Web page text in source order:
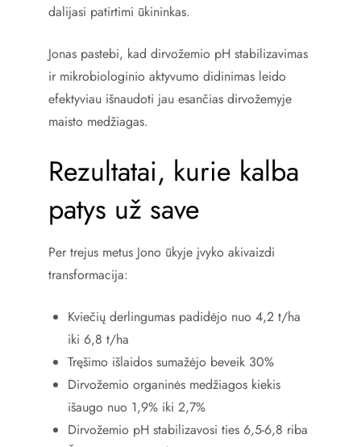
dalijasi patirtimi ūkininkas.
Jonas pastebi, kad dirvožemio pH stabilizavimas
ir mikrobiologinio aktyvumo didinimas leido
efektyviau išnaudoti jau esančias dirvožemyje
maisto medžiagas.
Rezultatai, kurie kalba
patys už save
Per trejus metus Jono ūkyje įvyko akivaizdi
transformacija:
Kviečių derlingumas padidėjo nuo 4,2 t/ha
iki 6,8 t/ha
Tręšimo išlaidos sumažėjo beveik 30%
Dirvožemio organinės medžiagos kiekis
išaugo nuo 1,9% iki 2,7%
Dirvožemio pH stabilizavosi ties 6,5-6,8 riba